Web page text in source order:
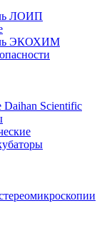
ЛОИП
ЭКОХИМ
Scientific